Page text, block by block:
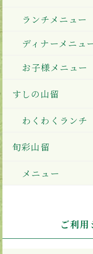
ランチメニュー
ディナーメニュ
お子様メニュー
すしの山留
わくわくランチ
旬彩山留
メニュー
ご利